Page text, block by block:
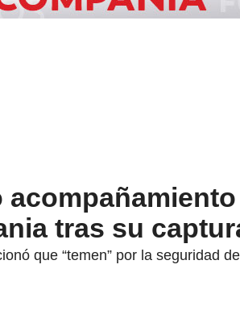
tras su
que “temen” por la seguridad